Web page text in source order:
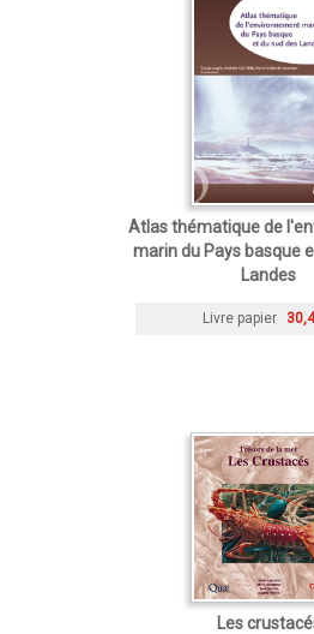
Atlas thématique de
marin du Pays basque
Landes
Livre papier
Les